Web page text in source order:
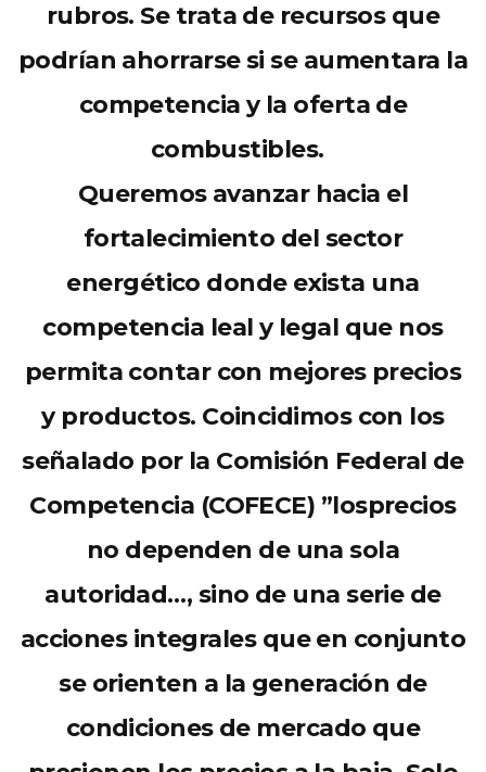
rubros. Se trata de recursos que
podrían ahorrarse si se aumentara la
competencia y la oferta de
combustibles.
Queremos avanzar hacia el
fortalecimiento del sector
energético donde exista una
competencia leal y legal que nos
permita contar con mejores precios
y productos. Coincidimos con los
señalado por la Comisión Federal de
Competencia (COFECE) ”losprecios
no dependen de una sola
autoridad…, sino de una serie de
acciones integrales que en conjunto
se orienten a la generación de
condiciones de mercado que